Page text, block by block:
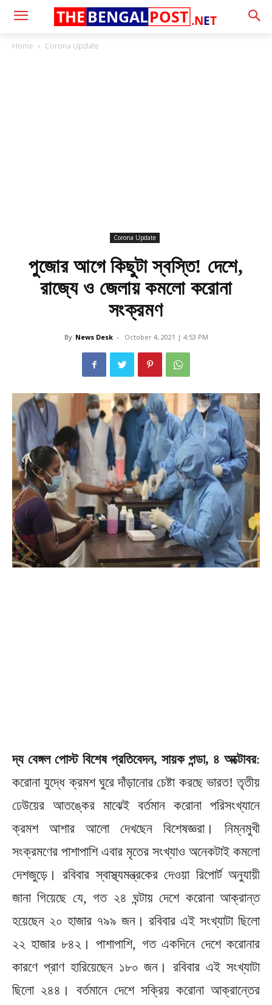
.NET
THE BENGALPOST
Home Corona Update
Corona Update
পুজোর আগে কিছুটা স্বস্তি! দেশে,
রাজ্যে ও জেলায় কমলো করোনা
সংক্রমণ
By News Desk - October 4, 2021 | 4:53 PM
দ্য বেঙ্গল পোস্ট বিশেষ প্রতিবেদন, সায়ক পন্ডা, ৪ অক্টোবর:
করোনা যুদ্ধে ক্রমশ ঘুরে দাঁড়ানোর চেষ্টা করছে ভারত! তৃতীয়
ঢেউয়ের আতঙ্কের মাঝেই বর্তমান করোনা পরিসংখ্যানে
ক্রমশ আশার আলো দেখছেন বিশেষজ্ঞরা। নিম্নমুখী
সংক্রমণের পাশাপাশি এবার মৃতের সংখ্যাও অনেকটাই কমলো
দেশজুড়ে। রবিবার স্বাস্থ্যমন্ত্রকের দেওয়া রিপোর্ট অনুযায়ী
জানা গিয়েছে যে, গত ২৪ ঘন্টায় দেশে করোনা আক্রান্ত
হয়েছেন ২০ হাজার ৭৯৯ জন। রবিবার এই সংখ্যাটা ছিলো
২২ হাজার ৮৪২। পাশাপাশি, গত একদিনে দেশে করোনার
কারণে প্রাণ হারিয়েছেন ১৮০ জন। রবিবার এই সংখ্যাটা
ছিলো ২৪৪। বর্তমানে দেশে সক্রিয় করোনা আক্রান্তের